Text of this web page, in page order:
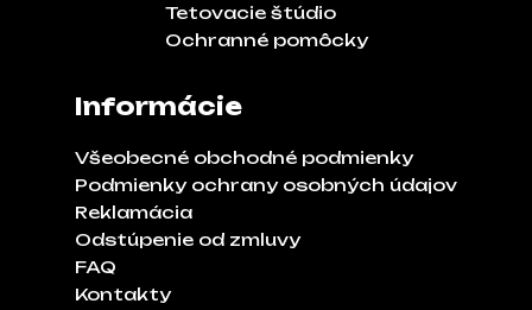
Tetovacie štúdio
Ochranné pomôcky
Informácie
Všeobecné obchodné podmienky
Podmienky ochrany osobných údajov
Reklamácia
Odstúpenie od zmluvy
FAQ
Kontakty